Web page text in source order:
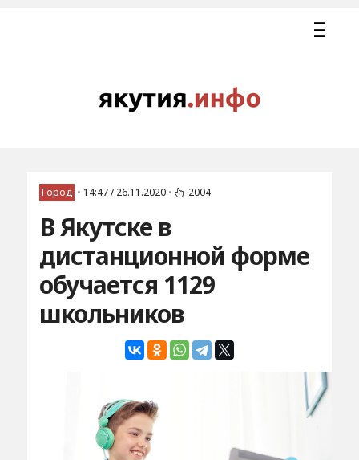
Город • 14:47 / 26.11.2020 • 2004
В Якутске в
дистанционной форме
обучается 1129
школьников